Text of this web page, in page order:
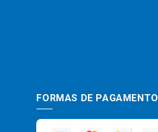
FORMAS DE PAGAMENTO